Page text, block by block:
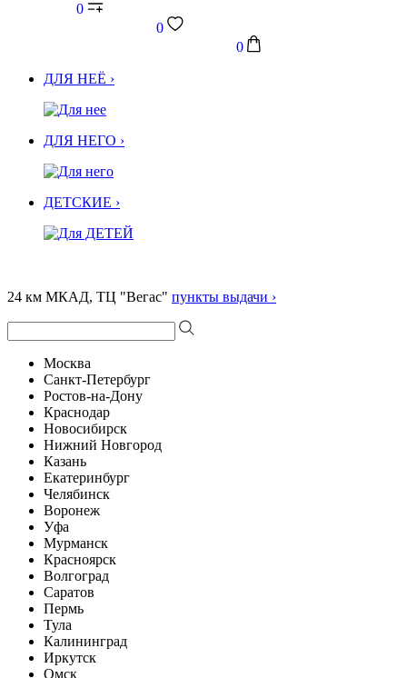
0
0
0
ДЛЯ НЕЁ ›
ДЛЯ НЕГО ›
ДЕТСКИЕ ›
24 км МКАД, ТЦ "Вегас" пункты выдачи ›
Москва
Санкт-Петербург
Ростов-на-Дону
Краснодар
Новосибирск
Нижний Новгород
Казань
Екатеринбург
Челябинск
Воронеж
Уфа
Мурманск
Красноярск
Волгоград
Саратов
Пермь
Тула
Калининград
Иркутск
Омск